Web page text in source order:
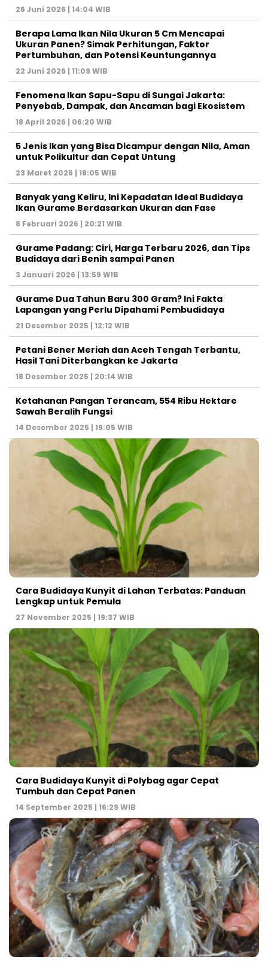
26 Juni 2026 | 14:04 WIB
Berapa Lama Ikan Nila Ukuran 5 Cm Mencapai
Ukuran Panen? Simak Perhitungan, Faktor
Pertumbuhan, dan Potensi Keuntungannya
22 Juni 2026 | 11:09 WIB
Fenomena Ikan Sapu-Sapu di Sungai Jakarta:
Penyebab, Dampak, dan Ancaman bagi Ekosistem
18 April 2026 | 06:20 WIB
5 Jenis Ikan yang Bisa Dicampur dengan Nila, Aman
untuk Polikultur dan Cepat Untung
23 Maret 2026 | 18:05 WIB
Banyak yang Keliru, Ini Kepadatan Ideal Budidaya
Ikan Gurame Berdasarkan Ukuran dan Fase
8 Februari 2026 | 20:21 WIB
Gurame Padang: Ciri, Harga Terbaru 2026, dan Tips
Budidaya dari Benih sampai Panen
3 Januari 2026 | 13:59 WIB
Gurame Dua Tahun Baru 300 Gram? Ini Fakta
Lapangan yang Perlu Dipahami Pembudidaya
21 Desember 2025 | 12:12 WIB
Petani Bener Meriah dan Aceh Tengah Terbantu,
Hasil Tani Diterbangkan ke Jakarta
18 Desember 2025 | 20:14 WIB
Ketahanan Pangan Terancam, 554 Ribu Hektare
Sawah Beralih Fungsi
14 Desember 2025 | 19:05 WIB
Cara Budidaya Kunyit di Lahan Terbatas: Panduan
Lengkap untuk Pemula
27 November 2025 | 19:37 WIB
Cara Budidaya Kunyit di Polybag agar Cepat
Tumbuh dan Cepat Panen
14 September 2025 | 16:29 WIB